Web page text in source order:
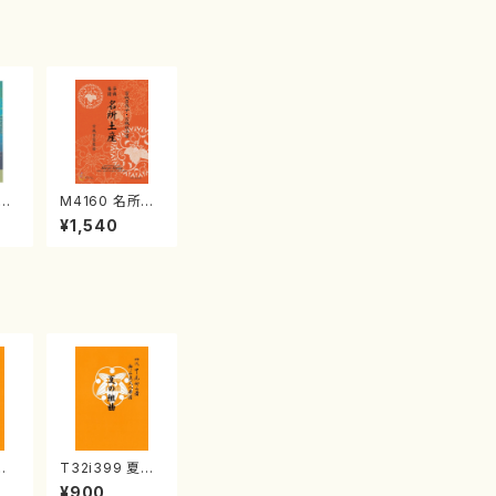
M4160 名所土
産《箏曲楽譜》
（箏/宮城喜代
¥1,540
T32i399 夏の
組曲（尺八/初代
¥900